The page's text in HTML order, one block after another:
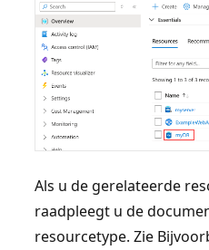
Als u de gerelateerde
raadpleegt u de
resourcetype. Zie